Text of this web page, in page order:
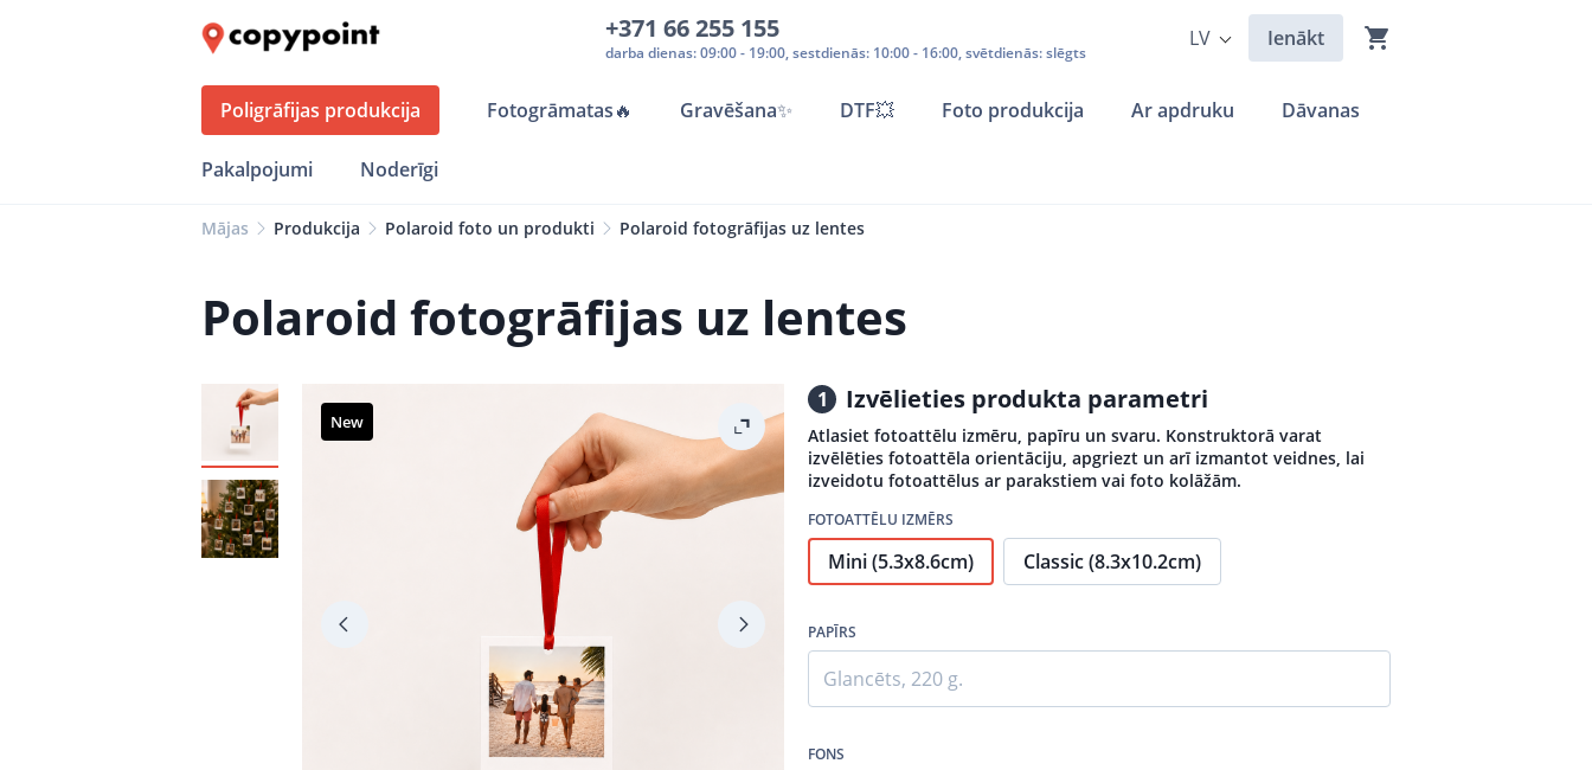
+371 66 255 155
darba dienas: 09:00 - 19:00, sestdienās: 10:00 - 16:00, svētdienās: slēgts
LV Ienākt
Poligrāfijas produkcija Fotogrāmatas🔥 Gravēšana✨ DTF💥 Foto produkcija Ar apdruku Dāvanas
Pakalpojumi Noderīgi
Mājas Produkcija Polaroid foto un produkti Polaroid fotogrāfijas uz lentes
Polaroid fotogrāfijas uz lentes
New
1 Izvēlieties produkta parametri
Atlasiet fotoattēlu izmēru, papīru un svaru. Konstruktorā varat
izvēlēties fotoattēla orientāciju, apgriezt un arī izmantot veidnes, lai
izveidotu fotoattēlus ar parakstiem vai foto kolāžām.
FOTOATTĒLU IZMĒRS
Mini (5.3x8.6cm) Classic (8.3x10.2cm)
PAPĪRS
Glancēts, 220 g.
FONS